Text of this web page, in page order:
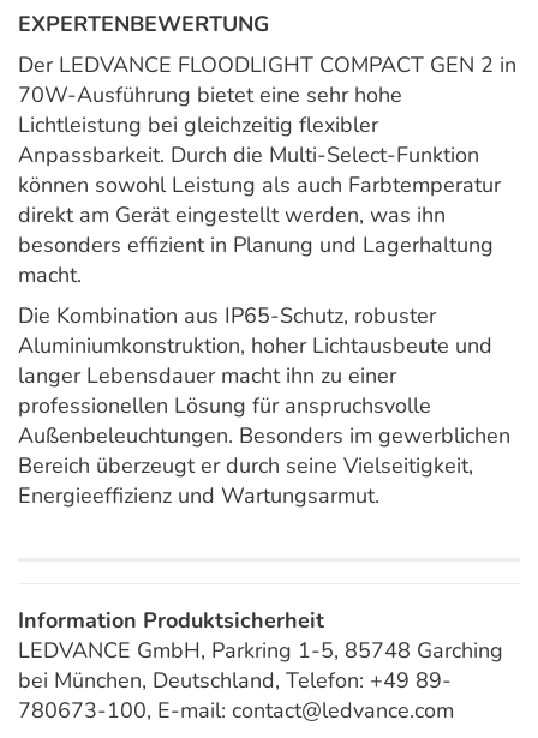
EXPERTENBEWERTUNG
Der LEDVANCE FLOODLIGHT COMPACT GEN 2 in
70W-Ausführung bietet eine sehr hohe
Lichtleistung bei gleichzeitig flexibler
Anpassbarkeit. Durch die Multi-Select-Funktion
können sowohl Leistung als auch Farbtemperatur
direkt am Gerät eingestellt werden, was ihn
besonders effizient in Planung und Lagerhaltung
macht.
Die Kombination aus IP65-Schutz, robuster
Aluminiumkonstruktion, hoher Lichtausbeute und
langer Lebensdauer macht ihn zu einer
professionellen Lösung für anspruchsvolle
Außenbeleuchtungen. Besonders im gewerblichen
Bereich überzeugt er durch seine Vielseitigkeit,
Energieeffizienz und Wartungsarmut.
Information Produktsicherheit
LEDVANCE GmbH, Parkring 1-5, 85748 Garching
bei München, Deutschland, Telefon: +49 89-
780673-100, E-mail: contact@ledvance.com